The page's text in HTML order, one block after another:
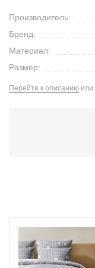
Производитель:
Бренд:
Материал:
Размер:
Перейти к описанию или